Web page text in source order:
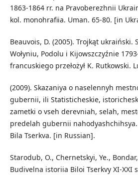
1863-1864 rr. na Pravoberezhnii
kol. monohrafiia. Uman. 65-80. [in
Beauvois, D. (2005). Trojkąt ukraiński.
Wołyniu, Podolu i Kijowszczyźnie
francuskiego przełożył K. Rutkowski.
(2009). Skazaniya o naselennyh
gubernii, ili Statisticheskie,
zametki o vseh derevniah, selah,
predelah gubernii
Bila Tserkva. [in Russian].
Starodub, O., Chernetskyi, Ye.,
Budivelna istoriia Biloi Tserkvy XI-XXI